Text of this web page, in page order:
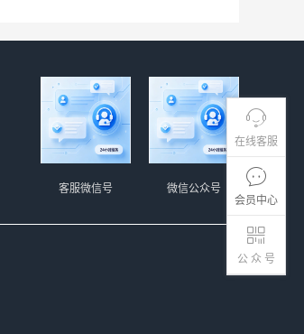
在线客服
会员中心
公 众 号
微信公众号
客服微信号